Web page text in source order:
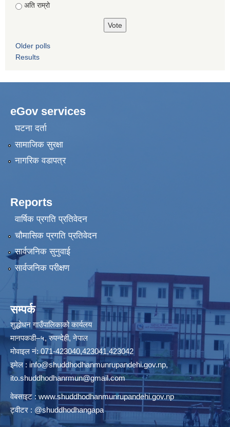
अति राम्रो
Older polls
Results
eGov services
घटना दर्ता
सामाजिक सुरक्षा
नागरिक वडापत्र
Reports
वार्षिक प्रगति प्रतिवेदन
चौमासिक प्रगति प्रतिवेदन
सार्वजनिक सुनुवाई
सार्वजनिक परीक्षण
सम्पर्क
शुद्धोधन गाउँपालिकाको कार्यलय
मानपकडी–५, रुपन्देही, नेपाल
मोवाइल नं: 071-423040,423041,423042
इमेल : info@shuddhodhanmunrupandehi.gov.np,
ito.shuddhodhanrmun@gmail.com
वेबसाइट : www.shuddhodhanmunrupandehi.gov.np
ट्वीटर : @shuddhodhangapa